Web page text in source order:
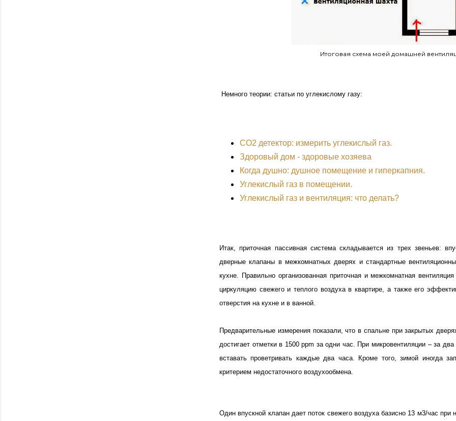
Итоговая схема моей домашней
Немного теории: статьи по углекислому газу:
CO2 детектор: измерить углекислый газ.
Здоровый дом - здоровые хозяева
Когда душно: душное помещение и гиперкапния.
Углекислый газ в помещении.
Углекислый газ и вентиляция: что делать?
Итак, приточная пассивная система складывается из трех звеньев:
дверные клапаны в межкомнатных дверях и стандартные
кухне. Правильно организованная приточная и межкомнатная
циркуляцию свежего и теплого воздуха в квартире, а также его
отверстия на кухне и в ванной.
Предварительные измерения показали, что в спальне при закрытых
достигает отметки в 1500ppm за одни час. При микровентиляции – за
вставать проветривать каждые два часа. Кроме того, зимой иногда
критерием недостаточного воздухообмена.
Один впускной клапан дает поток свежего воздуха базисно 13 м3/час при